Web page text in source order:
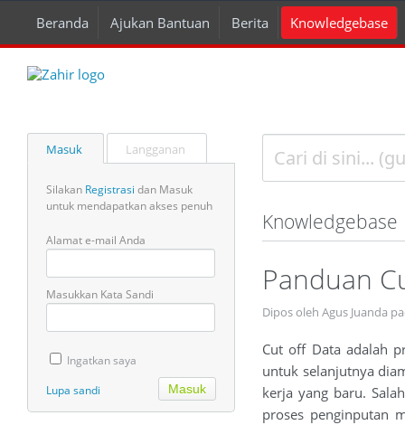
Beranda Ajukan Bantuan Berita Knowledgebase
Masuk Langganan
Silakan Registrasi dan Masuk
untuk mendapatkan akses penuh
Alamat e-mail Anda
Masukkan Kata Sandi
Ingatkan saya
Lupa sandi
Knowledgebase
Panduan
Dipos oleh Agus Juanda
Cut off Data adalah
untuk selanjutnya
kerja yang baru.
proses penginputan